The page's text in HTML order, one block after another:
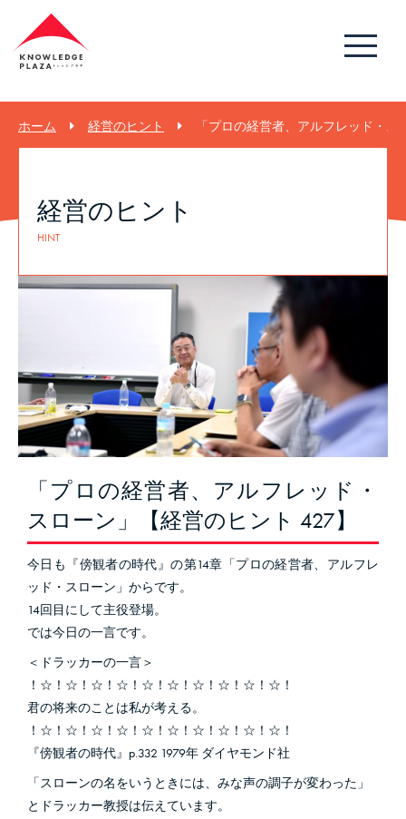
ホーム 経営のヒント 「プロの経営者、アルフレッド・
経営のヒント
HINT
「プロの経営者、アルフレッド・
スローン」【経営のヒント 427】
今日も『傍観者の時代』の第14章「プロの経営者、アルフレ
ッド・スローン」からです。
14回目にして主役登場。
では今日の一言です。
＜ドラッカーの一言＞
！☆！☆！☆！☆！☆！☆！☆！☆！☆！☆！
君の将来のことは私が考える。
！☆！☆！☆！☆！☆！☆！☆！☆！☆！☆！
『傍観者の時代』p.332 1979年 ダイヤモンド社
「スローンの名をいうときには、みな声の調子が変わった」
とドラッカー教授は伝えています。